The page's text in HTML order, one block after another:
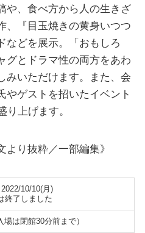
や、食べ方から人の生きざ
、『目玉焼きの黄身いつつ
などを展示。「おもしろ
グとドラマ性の両方をあわ
みいただけます。また、会
やゲストを招いたイベント
り上げます。
より抜粋／一部編集》
10/10(月)
終了しました
場は閉館30分前まで）